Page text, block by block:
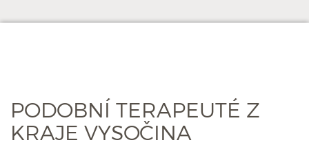
PODOBNÍ TERAPEUTÉ Z
KRAJE VYSOČINA